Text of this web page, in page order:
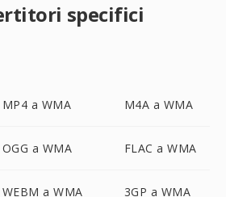
specifici
MP4 a WMA M4A a WMA
OGG a WMA FLAC a WMA
WEBM a WMA 3GP a WMA